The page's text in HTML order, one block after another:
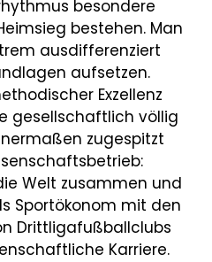
besondere
bestehen. Man
ausdifferenziert
aufsetzen.
Exzellenz
gesellschaftlich völlig
zugespitzt
Welt zusammen und
Sportökonom mit den
Drittligafußballclubs
Karriere.